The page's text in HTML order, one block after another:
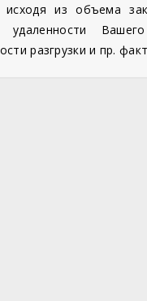
исходя из объема
удаленности
разгрузки и пр.